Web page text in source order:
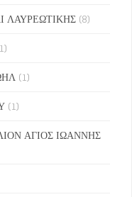
ΛΑΥΡΕΩΤΙΚΗΣ (8)
(1)
(1)
ΑΓΙΟΣ ΙΩΑΝΝΗΣ